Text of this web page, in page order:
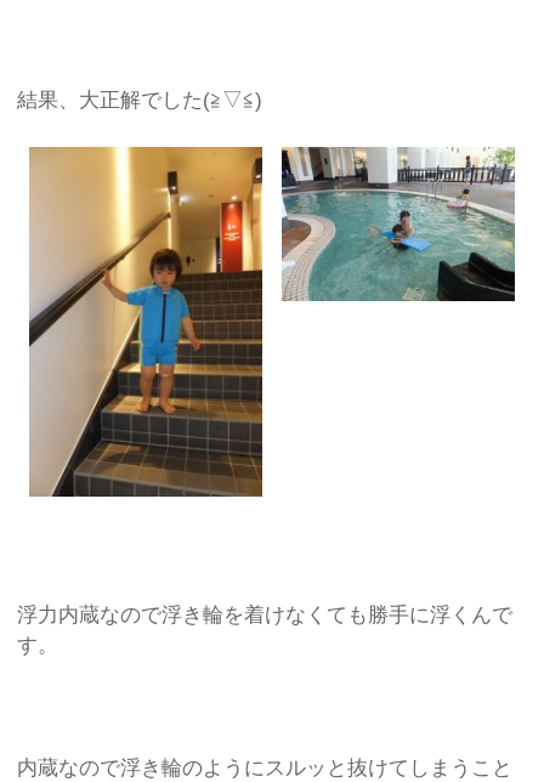
結果、大正解でした(≧▽≦)
浮力内蔵なので浮き輪を着けなくても勝手に浮くんで
す。
内蔵なので浮き輪のようにスルッと抜けてしまうこと